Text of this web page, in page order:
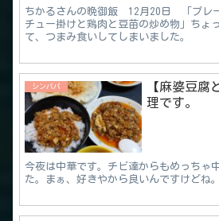
ちかるさんの晩御飯 12月20日 「プレ
チュー掛けと鶏肉と豆苗の炒め物」ちょ
て、つまみ食いしてしまいました。
シンパパ
【麻婆豆腐
理です。
今夜は中華です。チビ達からもめっちゃ
た。まぁ、好きやから良いんですけどね。